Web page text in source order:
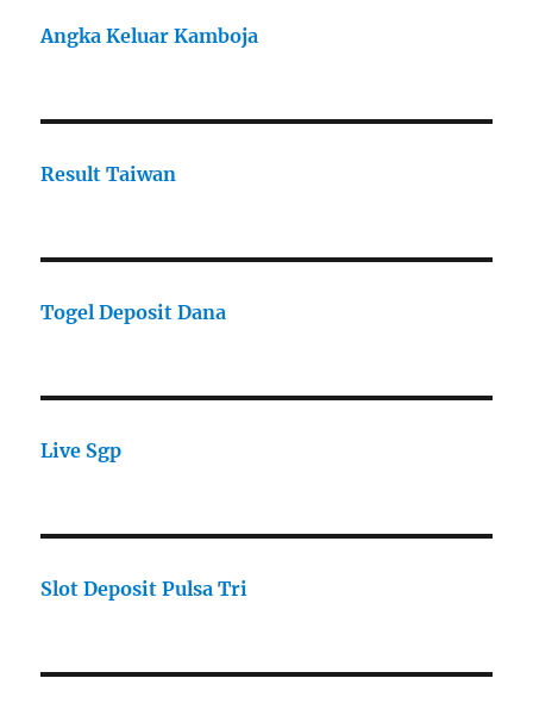
Angka Keluar Kamboja
Result Taiwan
Togel Deposit Dana
Live Sgp
Slot Deposit Pulsa Tri